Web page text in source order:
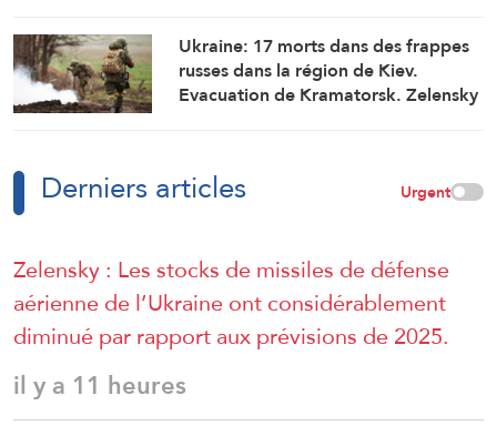
Ukraine: 17 morts dans des frappes
russes dans la région de Kiev.
Evacuation de Kramatorsk. Zelensky
Derniers articles Urgent
Zelensky : Les stocks de missiles de défense
aérienne de l’Ukraine ont considérablement
diminué par rapport aux prévisions de 2025.
il y a 11 heures